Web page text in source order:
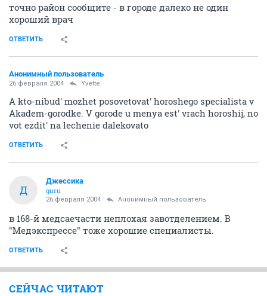
точно район сообщите - в городе далеко не один
хороший врач
ОТВЕТИТЬ
Анонимный пользователь
26 февраля 2004 Yvette
A kto-nibud' mozhet posovetovat' horoshego specialista v
Akadem-gorodke. V gorode u menya est' vrach horoshij, no
vot ezdit' na lechenie dalekovato
ОТВЕТИТЬ
Д
Джессика
guru
26 февраля 2004 Анонимный пользователь
в 168-й медсаечасти неплохая завотделением. В
"Медэкспрессе" тоже хорошие специалисты.
ОТВЕТИТЬ
СЕЙЧАС ЧИТАЮТ